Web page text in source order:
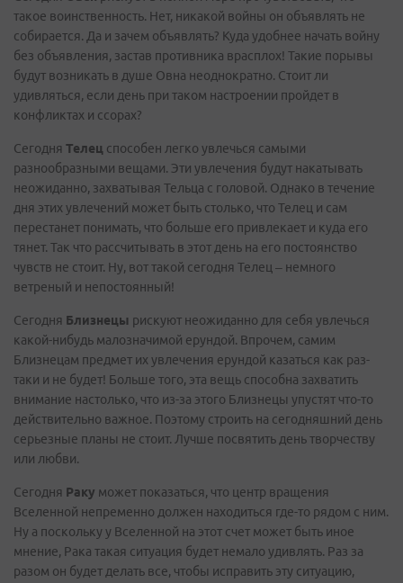
такое воинственность. Нет, никакой войны он объявлять не
собирается. Да и зачем объявлять? Куда удобнее начать войну
без объявления, застав противника врасплох! Такие порывы
будут возникать в душе Овна неоднократно. Стоит ли
удивляться, если день при таком настроении пройдет в
конфликтах и ссорах?
Сегодня Телец способен легко увлечься самыми
разнообразными вещами. Эти увлечения будут накатывать
неожиданно, захватывая Тельца с головой. Однако в течение
дня этих увлечений может быть столько, что Телец и сам
перестанет понимать, что больше его привлекает и куда его
тянет. Так что рассчитывать в этот день на его постоянство
чувств не стоит. Ну, вот такой сегодня Телец – немного
ветреный и непостоянный!
Сегодня Близнецы рискуют неожиданно для себя увлечься
какой-нибудь малозначимой ерундой. Впрочем, самим
Близнецам предмет их увлечения ерундой казаться как раз-
таки и не будет! Больше того, эта вещь способна захватить
внимание настолько, что из-за этого Близнецы упустят что-то
действительно важное. Поэтому строить на сегодняшний день
серьезные планы не стоит. Лучше посвятить день творчеству
или любви.
Сегодня Раку может показаться, что центр вращения
Вселенной непременно должен находиться где-то рядом с ним.
Ну а поскольку у Вселенной на этот счет может быть иное
мнение, Рака такая ситуация будет немало удивлять. Раз за
разом он будет делать все, чтобы исправить эту ситуацию,